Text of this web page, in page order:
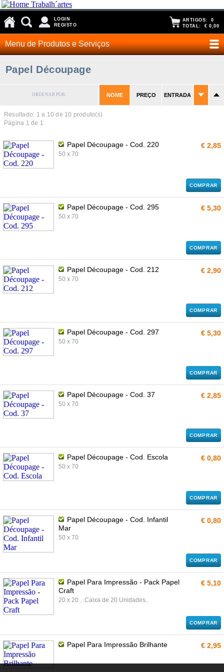
LOGIN
REGISTO
ARTIGOS: 0
TOTAL: € 0,00
Menu de Produtos e Serviços
Papel Découpage
ORDENAR POR: NOME PREÇO ENTRADA
Resultado: 1 a 10 de 10 produto(s)
Página 1 de 1
Papel Découpage - Cod. 220
50 x 70
€ 2,85
COMPRAR
Papel Découpage - Cod. 295
50 x 70
€ 5,30
COMPRAR
Papel Découpage - Cod. 212
50 x 70
€ 2,90
COMPRAR
Papel Découpage - Cod. 297
50 x 70
€ 5,30
COMPRAR
Papel Découpage - Cod. 37
50 x 70
€ 2,85
COMPRAR
Papel Découpage - Cod. Escola
50 x 70
€ 0,80
COMPRAR
Papel Découpage - Cod. Infantil
Mar
50 x 70
€ 0,80
COMPRAR
Papel Para Impressão - Pack Papel
Craft
20 x 20 . .Caixa de 20 Unidades..
€ 5,10
COMPRAR
Papel Para Impressão Brilhante € 2,95